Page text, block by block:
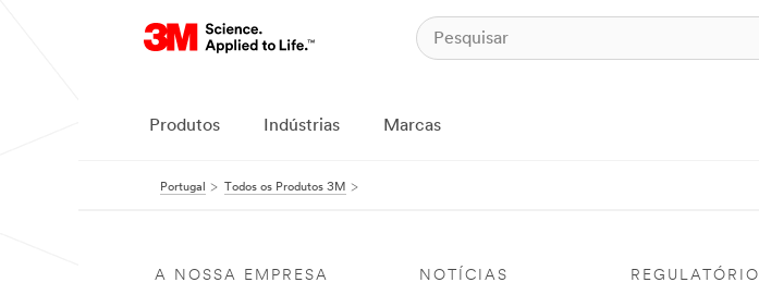
Produtos Indústrias Marcas
Portugal Todos os Produtos 3M
A NOSSA EMPRESA NOTÍCIAS REGULATÓRIO